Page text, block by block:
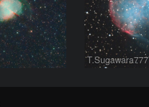
T.Sugawara777